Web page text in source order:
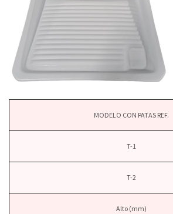
MODELO CON PATAS REF.
T-1
T-2
Alto (mm)